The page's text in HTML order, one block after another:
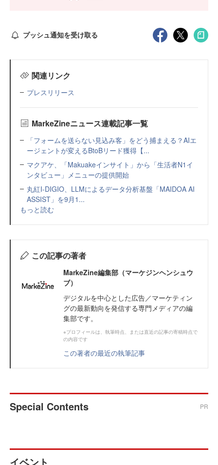
プッシュ通知を受け取る
関連リンク
プレスリリース
MarkeZineニュース連載記事一覧
「フォームを送らない見込み客」をどう捕まえる？AIエ
ージェントが変えるBtoBリード獲得【...
マクアケ、「Makuakeインサイト」から「生活者N1イ
ンタビュー」メニューの提供開始
丸紅I-DIGIO、LLMによるデータ分析基盤「MAIDOA AI
ASSIST」を9月1...
もっと読む
この記事の著者
MarkeZine編集部（マーケジンヘンシュウ
ブ）
デジタルを中心とした広告／マーケティン
グの最新動向を発信する専門メディアの編
集部です。
※プロフィールは、執筆時点、または直近の記事の寄稿時点で
の内容です
この著者の最近の執筆記事
Special Contents PR
イベント